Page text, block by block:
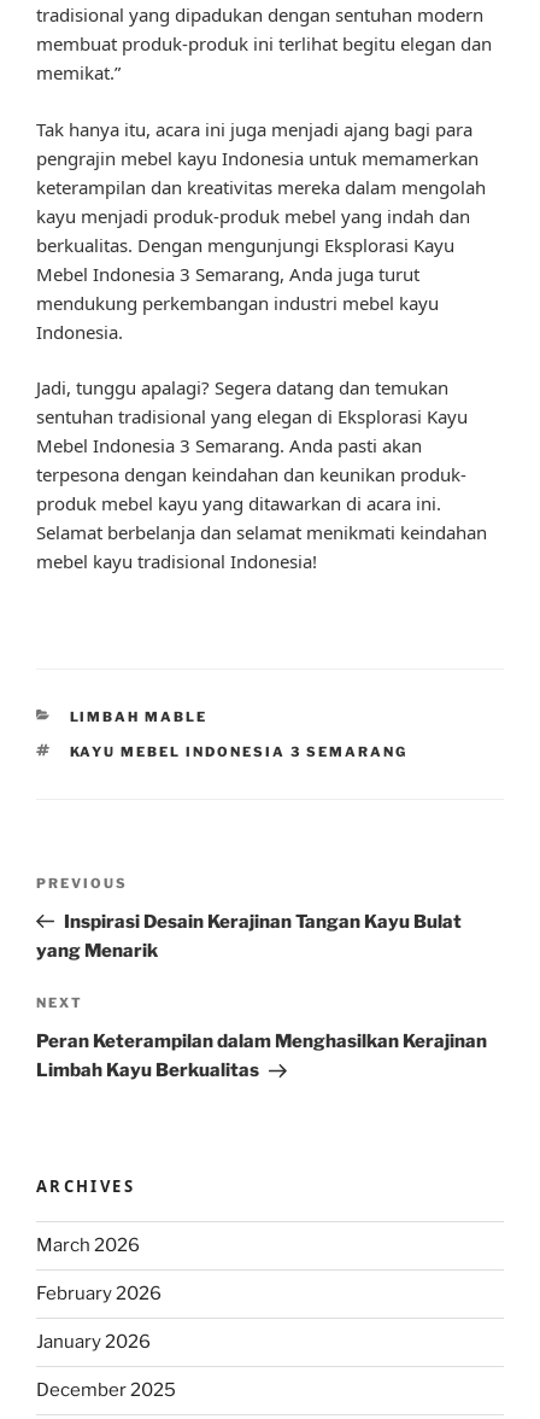
tradisional yang dipadukan dengan sentuhan modern
membuat produk-produk ini terlihat begitu elegan dan
memikat.”
Tak hanya itu, acara ini juga menjadi ajang bagi para
pengrajin mebel kayu Indonesia untuk memamerkan
keterampilan dan kreativitas mereka dalam mengolah
kayu menjadi produk-produk mebel yang indah dan
berkualitas. Dengan mengunjungi Eksplorasi Kayu
Mebel Indonesia 3 Semarang, Anda juga turut
mendukung perkembangan industri mebel kayu
Indonesia.
Jadi, tunggu apalagi? Segera datang dan temukan
sentuhan tradisional yang elegan di Eksplorasi Kayu
Mebel Indonesia 3 Semarang. Anda pasti akan
terpesona dengan keindahan dan keunikan produk-
produk mebel kayu yang ditawarkan di acara ini.
Selamat berbelanja dan selamat menikmati keindahan
mebel kayu tradisional Indonesia!
CATEGORIES
LIMBAH MABLE
TAGS
KAYU MEBEL INDONESIA 3 SEMARANG
Previous
Post
PREVIOUS
Inspirasi Desain Kerajinan Tangan Kayu Bulat
yang Menarik
Next
Post
NEXT
Peran Keterampilan dalam Menghasilkan Kerajinan
Limbah Kayu Berkualitas
ARCHIVES
March 2026
February 2026
January 2026
December 2025